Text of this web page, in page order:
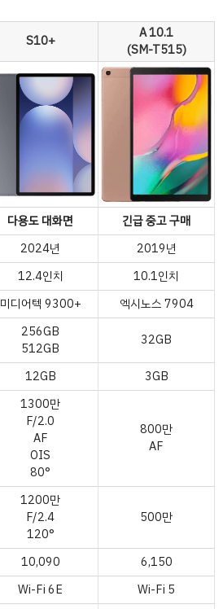
S10+
A 10.1
(SM-T515)
다용도 대화면
긴급 중고 구매
2024년
2019년
12.4인치
10.1인치
미디어텍 9300+
엑시노스 7904
256GB
512GB
32GB
12GB 3GB
1300만
F/2.0
AF
OIS
80°
800만
AF
1200만
F/2.4
120°
500만
10,090
6,150
Wi-Fi 6E
Wi-Fi 5